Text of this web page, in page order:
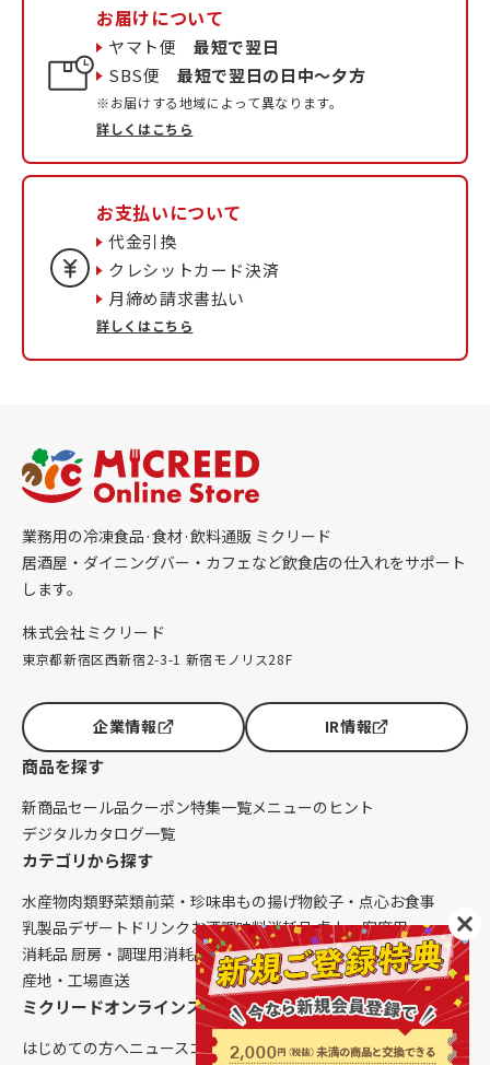
お届けについて
ヤマト便最短で翌日
SBS便最短で翌日の日中〜夕方
※お届けする地域によって異なります。
詳しくはこちら
お支払いについて
代金引換
クレシットカード決済
月締め請求書払い
詳しくはこちら
業務用の冷凍食品·食材·飲料通販 ミクリード
居酒屋・ダイニングバー・カフェなど飲食店の仕入れをサポート
します。
株式会社ミクリード
東京都新宿区西新宿2-3-1 新宿モノリス28F
企業情報 IR情報
商品を探す
新商品セール品クーポン特集一覧メニューのヒント
デジタルカタログ一覧
カテゴリから探す
水産物肉類野菜類前菜・珍味串もの揚げ物餃子・点心お食事
乳製品デザート ドリンク お酒調味料消耗品 卓上・客席用
消耗品 厨房・調理用消耗品 クレンリネス生鮮品（配送便限定）
産地・工場直送
ミクリードオンラインストアについて
はじめての方へニュースコラムご利用ガイド会社概要